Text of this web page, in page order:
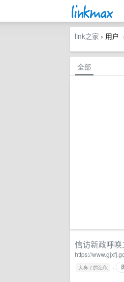
link之家 › 用户
全部
信访新政呼
https://
大鼻子的海龟 ·